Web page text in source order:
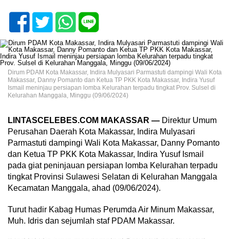
Dirum PDAM Kota Makassar, Indira Mulyasari Parmastuti dampingi Wali Kota
Makassar, Danny Pomanto dan Ketua TP PKK Kota Makassar, Indira Yusuf
Ismail meninjau persiapan lomba Kelurahan terpadu tingkat Prov. Sulsel di
Kelurahan Manggala, Minggu (09/06/2024)
LINTASCELEBES.COM MAKASSAR — Direktur Umum
Perusahan Daerah Kota Makassar, Indira Mulyasari
Parmastuti dampingi Wali Kota Makassar, Danny Pomanto
dan Ketua TP PKK Kota Makassar, Indira Yusuf Ismail
pada giat peninjauan persiapan lomba Kelurahan terpadu
tingkat Provinsi Sulawesi Selatan di Kelurahan Manggala
Kecamatan Manggala, ahad (09/06/2024).
Turut hadir Kabag Humas Perumda Air Minum Makassar,
Muh. Idris dan sejumlah staf PDAM Makassar.